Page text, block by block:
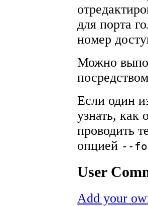
для порта
номер
Можно
Если один
узнать, как
проводить
опцией --
User
Add your